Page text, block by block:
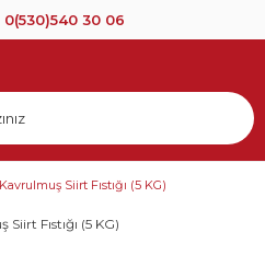
0(530)540 30 06
Kavrulmuş Siirt Fıstığı (5 KG)